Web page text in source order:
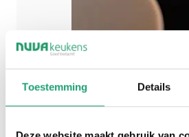
Toestemming Details